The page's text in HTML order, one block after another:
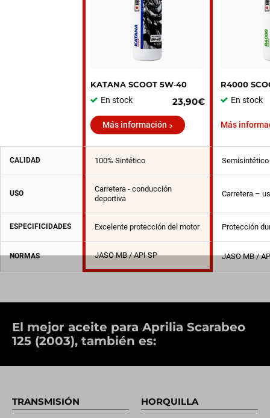
KATANA SCOOT 5W‑40
En stock
23,90€
R4000
En stock
Más información Más
CALIDAD 100% Sintético Semisintético
USO
Carretera - conducción
deportiva
Carretera –
ESPECIFICIDADES Excelente protección del motor Protección
NORMAS JASO MB / API SP JASO MB /
El mejor aceite para Aprilia Scarabeo
125 (2003), también es:
TRANSMISIÓN HORQUILLA